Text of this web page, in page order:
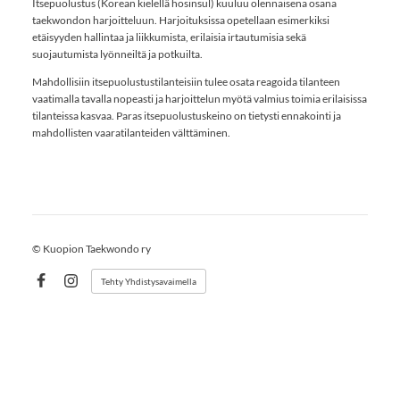
Itsepuolustus (Korean kielellä hosinsul) kuuluu olennaisena osana
taekwondon harjoitteluun. Harjoituksissa opetellaan esimerkiksi
etäisyyden hallintaa ja liikkumista, erilaisia irtautumisia sekä
suojautumista lyönneiltä ja potkuilta.
Mahdollisiin itsepuolustustilanteisiin tulee osata reagoida tilanteen
vaatimalla tavalla nopeasti ja harjoittelun myötä valmius toimia erilaisissa
tilanteissa kasvaa. Paras itsepuolustuskeino on tietysti ennakointi ja
mahdollisten vaaratilanteiden välttäminen.
© Kuopion Taekwondo ry
Instagram
Tehty Yhdistysavaimella